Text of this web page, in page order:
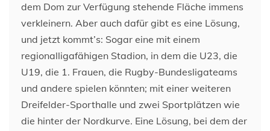
dem Dom zur Verfügung stehende Fläche immens
verkleinern. Aber auch dafür gibt es eine Lösung,
und jetzt kommt’s: Sogar eine mit einem
regionalligafähigen Stadion, in dem die U23, die
U19, die 1. Frauen, die Rugby-Bundesligateams
und andere spielen könnten; mit einer weiteren
Dreifelder-Sporthalle und zwei Sportplätzen wie
die hinter der Nordkurve. Eine Lösung, bei dem der